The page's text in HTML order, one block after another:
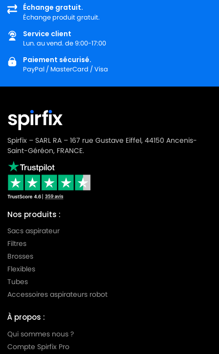
Échange gratuit.
Échange produit gratuit.
Service client
Lun. au vend. de 9:00-17:00
Paiement sécurisé.
PayPal / MasterCard / Visa
Spirfix – SARL RA – 167 rue Gustave Eiffel, 44150 Ancenis-
Saint-Géréon, FRANCE.
Nos produits :
Sacs aspirateur
Filtres
Brosses
Flexibles
Tubes
Accessoires aspirateurs robot
À propos :
Qui sommes nous ?
Compte Spirfix Pro